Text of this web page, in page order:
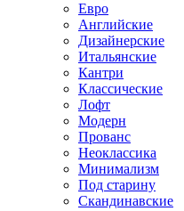
Евро
Английские
Дизайнерские
Итальянские
Кантри
Классические
Лофт
Модерн
Прованс
Неоклассика
Минимализм
Под старину
Скандинавские